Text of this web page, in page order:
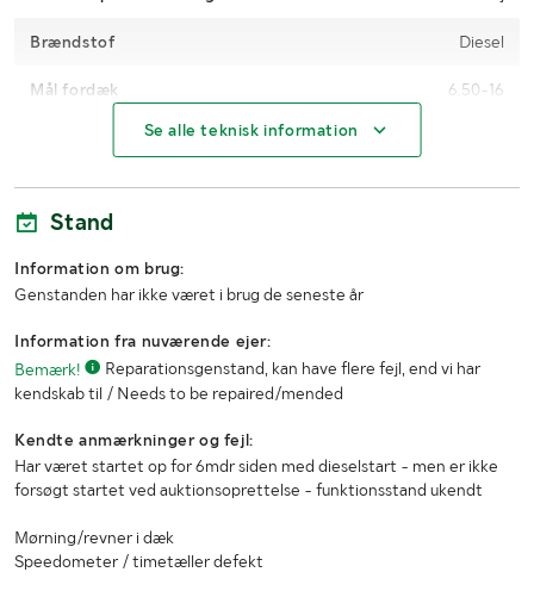
Brændstof Diesel
Mål fordæk 6.50-16
Antal nøgler 1
Læssehjælp med
Information
om
Sælger kan ikke løfte traktoren, men kan trække /
bugsere hvis køber selv medbringer rampe /
MÅL OG VÆGT:
Længde (mm)
Bredde (mm) 1700
Højde (mm)
Se alle teknisk information
Stand
Information om brug:
Genstanden har ikke været i brug de seneste år
Information fra nuværende ejer:
Bemærk!
Reparationsgenstand, kan have flere fejl, end vi har
kendskab til / Needs to be repaired/mended
Kendte anmærkninger og fejl:
Har været startet op for 6mdr siden med dieselstart - men er ikke
forsøgt startet ved auktionsoprettelse - funktionsstand ukendt
Mørning/revner i dæk
Speedometer / timetæller defekt